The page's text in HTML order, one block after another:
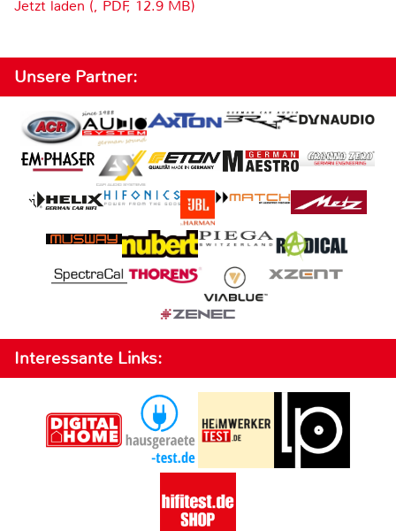
Jetzt laden (, PDF, 12.9 MB)
Unsere Partner:
Interessante Links: